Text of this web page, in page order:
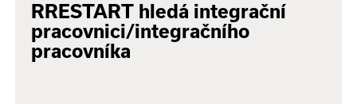
RRESTART hledá integrační
pracovnici/integračního
pracovníka